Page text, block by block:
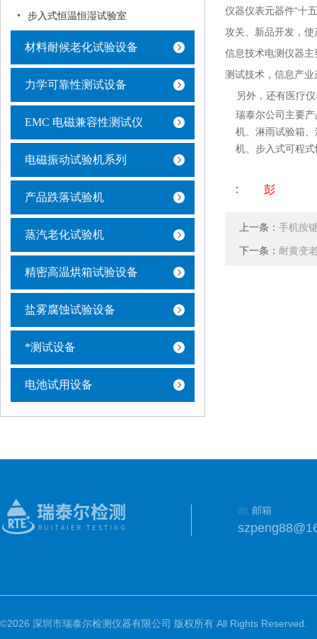
步入式恒温恒湿试验室
材料耐候老化试验设备
力学可靠性测试设备
EMC 电磁兼容性测试仪
电磁振动试验机系列
产品跌落试验机
蒸汽老化试验机
精密高温烘箱试验设备
盐雾腐蚀试验设备
*测试设备
电池试用设备
仪器仪表元器件“十
攻关、新品开发，
信息技术电测仪器
测试技术，信息产
另外，还有医疗仪
瑞泰尔公司主要
机、淋雨试验箱
机、步入式可程
: 彭
上一条： 手机按
下一条： 耐黄变
邮箱
©2026 深圳市瑞泰尔检测仪器有限公司 版权所有 All Rights Reserved.